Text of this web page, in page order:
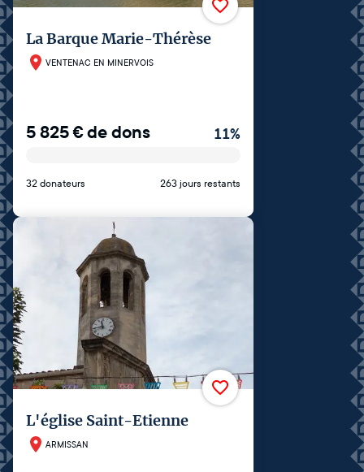
La Barque Marie-Thérèse
VENTENAC EN MINERVOIS
5 825€de dons 11%
32 donateurs 263 jours restants
L'église Saint-Etienne
ARMISSAN